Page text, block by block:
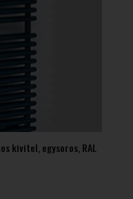
kivitel, egysoros, RAL